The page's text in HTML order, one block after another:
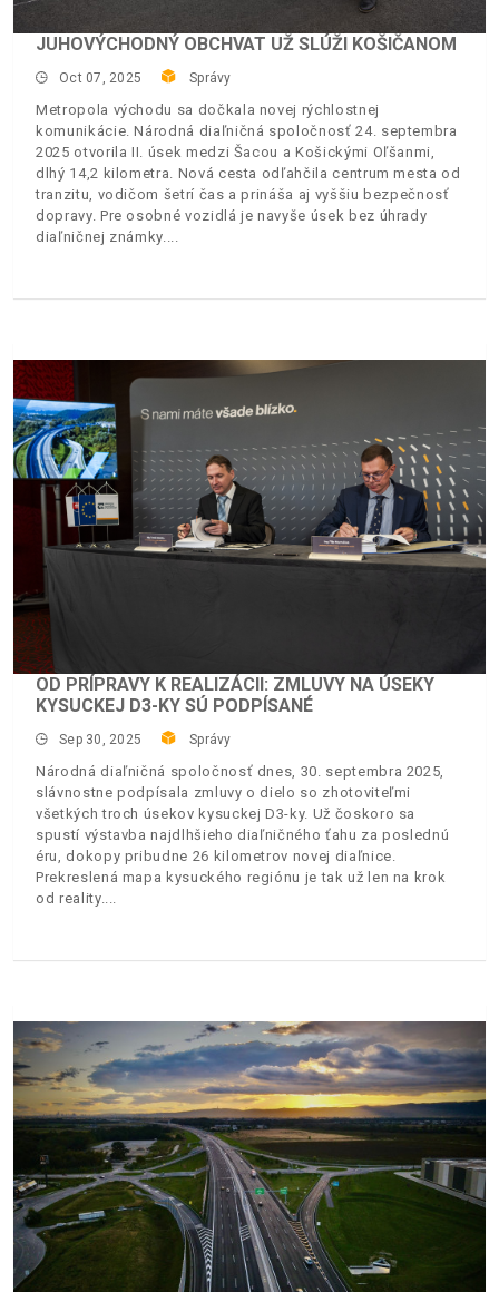
JUHOVÝCHODNÝ OBCHVAT UŽ SLÚŽI KOŠIČANOM
Oct 07, 2025 Správy
Metropola východu sa dočkala novej rýchlostnej
komunikácie. Národná diaľničná spoločnosť 24. septembra
2025 otvorila II. úsek medzi Šacou a Košickými Oľšanmi,
dlhý 14,2 kilometra. Nová cesta odľahčila centrum mesta od
tranzitu, vodičom šetrí čas a prináša aj vyššiu bezpečnosť
dopravy. Pre osobné vozidlá je navyše úsek bez úhrady
diaľničnej známky.
OD PRÍPRAVY K REALIZÁCII: ZMLUVY NA ÚSEKY
KYSUCKEJ D3-KY SÚ PODPÍSANÉ
Sep 30, 2025 Správy
Národná diaľničná spoločnosť dnes, 30. septembra 2025,
slávnostne podpísala zmluvy o dielo so zhotoviteľmi
všetkých troch úsekov kysuckej D3-ky. Už čoskoro sa
spustí výstavba najdlhšieho diaľničného ťahu za poslednú
éru, dokopy pribudne 26 kilometrov novej diaľnice.
Prekreslená mapa kysuckého regiónu je tak už len na krok
od reality.